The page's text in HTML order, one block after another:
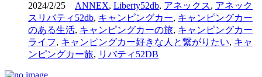
2024/2/25 ANNEX, Liberty52db, アネックス, アネック
スリバティ52db, キャンピングカー, キャンピングカー
のある生活, キャンピングカーの旅, キャンピングカー
ライフ, キャンピングカー好きな人と繋がりたい, キャ
ンピングカー旅, リバティ52DB